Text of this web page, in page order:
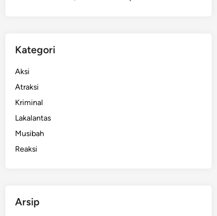
R
I
r
p
e
o
Kategori
Aksi
Atraksi
Kriminal
Lakalantas
Musibah
Reaksi
Arsip